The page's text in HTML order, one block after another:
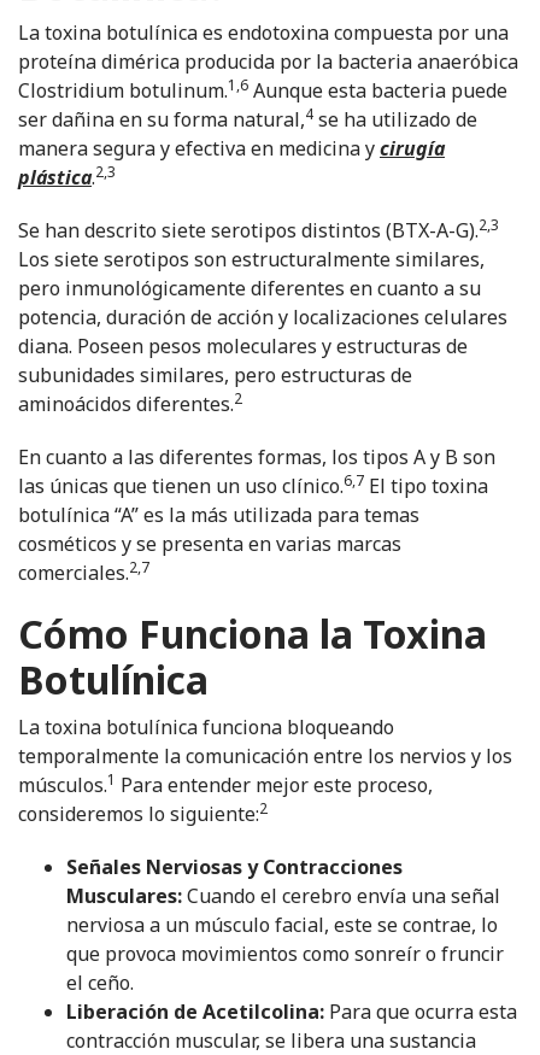
La toxina botulínica es endotoxina compuesta por una
proteína dimérica producida por la bacteria anaeróbica
Clostridium botulinum.1,6 Aunque esta bacteria puede
ser dañina en su forma natural,4 se ha utilizado de
manera segura y efectiva en medicina ycirugía
plástica.2,3
Se han descrito siete serotipos distintos (BTX-A-G).2,3
Los siete serotipos son estructuralmente similares,
pero inmunológicamente diferentes en cuanto a su
potencia, duración de acción y localizaciones celulares
diana. Poseen pesos moleculares y estructuras de
subunidades similares, pero estructuras de
aminoácidos diferentes.2
En cuanto a las diferentes formas, los tipos A y B son
las únicas que tienen un uso clínico.6,7 El tipo toxina
botulínica “A” es la más utilizada para temas
cosméticos y se presenta en varias marcas
comerciales.2,7
Cómo Funciona la Toxina
Botulínica
La toxina botulínica funciona bloqueando
temporalmente la comunicación entre los nervios y los
músculos.1 Para entender mejor este proceso,
consideremos lo siguiente:2
Señales Nerviosas y Contracciones
Musculares:Cuando el cerebro envía una señal
nerviosa a un músculo facial, este se contrae, lo
que provoca movimientos como sonreír o fruncir
el ceño.
Liberación de Acetilcolina: Para que ocurra esta
contracción muscular, se libera una sustancia